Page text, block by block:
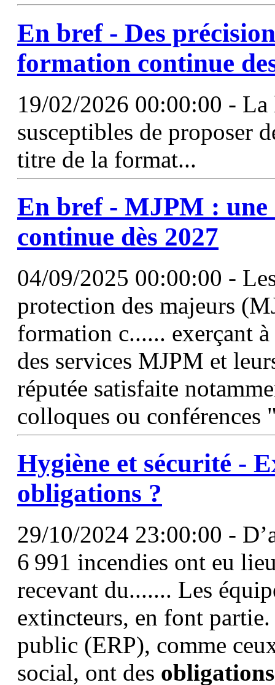
En bref - Des
formation continue
19/02/2026 00:00:00 - La
susceptibles de proposer
titre de la format...
En bref - MJPM : une
continue dès 2027
04/09/2025 00:00:00 -
protection des majeurs
formation c...... exerçant
des services MJPM et
réputée satisfaite
colloques ou conférences
Hygiène et sécurité -
obligations ?
29/10/2024 23:00:00 -
6 991 incendies ont eu
recevant du....... Les
extincteurs, en font
public (ERP), comme
social, ont des obligations